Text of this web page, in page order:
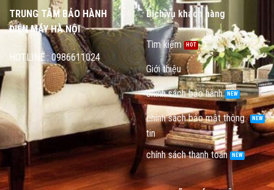
TRUNG TÂM BẢO HÀNH
ĐIỆN MÁY HÀ NỘI
HOTLINE : 0986611024
Dịch vụ khách hàng
Tìm kiếm
Giới thiệu
chính sách bảo hành
chính sách bảo mật thông
tin
chính sách thanh toán